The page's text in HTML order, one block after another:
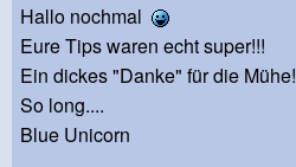
Hallo nochmal
Eure Tips waren echt super!!!
Ein dickes "Danke" für die Mühe!
So long....
Blue Unicorn